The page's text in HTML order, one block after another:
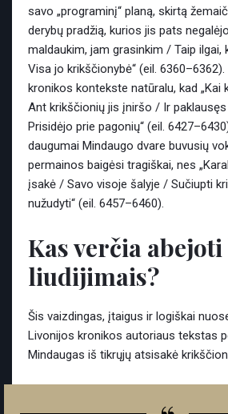
savo „programinį“ planą, skirtą
derybų pradžią, kurios jis pats
maldaukim, jam grasinkim / Taip ilgai,
Visa jo krikščionybė“ (eil.
kronikos kontekste natūralu, kad „Kai
Ant krikščionių jis įniršo / Ir
Prisidėjo prie pagonių“ (eil.
daugumai Mindaugo dvare buvusių
permainos baigėsi tragiškai, nes
įsakė / Savo visoje šalyje / Sučiupti
nužudyti“ (eil. 6457–6460).
Kas verčia
liudijimais?
Šis vaizdingas, įtaigus ir logiškai
Livonijos kronikos autoriaus tekstas
Mindaugas iš tikrųjų atsisakė